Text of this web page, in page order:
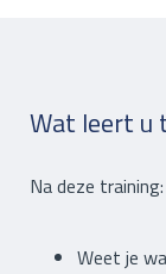
Wat leert u
Na deze training:
Weet je